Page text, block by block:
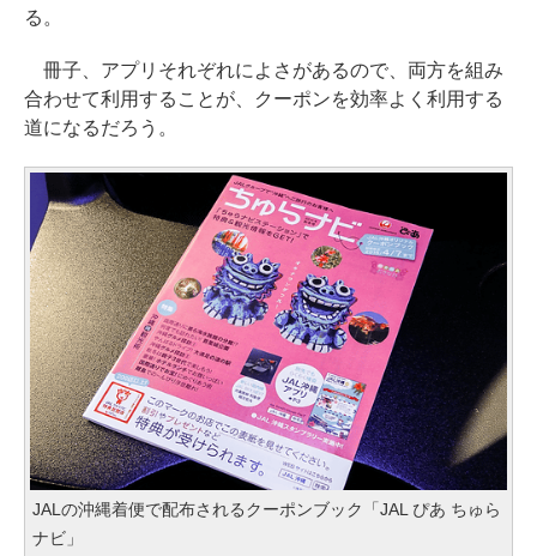
る。
冊子、アプリそれぞれによさがあるので、両方を組み
合わせて利用することが、クーポンを効率よく利用する
道になるだろう。
JALの沖縄着便で配布されるクーポンブック「JAL ぴあ ちゅら
ナビ」